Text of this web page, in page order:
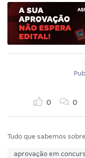
0 0
Tudo que sabemos
aprovação em